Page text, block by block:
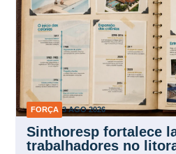
FORÇA 3 AGO 2026
Sinthoresp fortalece
trabalhadores no